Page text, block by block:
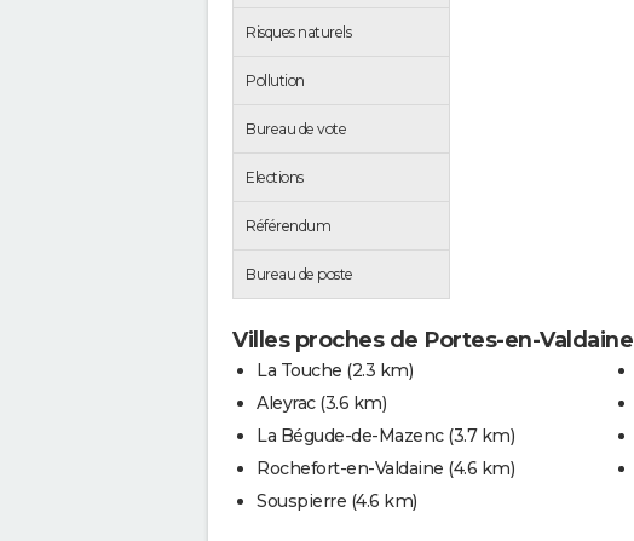
Risques naturels
Pollution
Bureau de vote
Elections
Référendum
Bureau de poste
Villes proches de Portes-en-Valdaine
La Touche (2.3 km)
Aleyrac (3.6 km)
La Bégude-de-Mazenc (3.7 km)
Rochefort-en-Valdaine (4.6 km)
Souspierre (4.6 km)